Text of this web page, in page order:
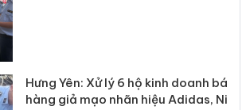
Hưng Yên: Xử lý 6 hộ kinh doanh bán
hàng giả mạo nhãn hiệu Adidas, Nike